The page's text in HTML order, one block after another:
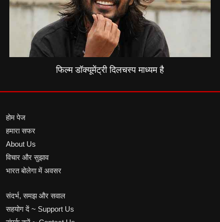
फिल्म डॉक्यूमेंट्री दिलचस्प माध्यम है
होम पेज
हमारा सफर
About Us
विचार और सुझाव
भारत बोलेगा में अवसर
संदर्भ, समझ और सवाल
सहयोग दें ~ Support Us